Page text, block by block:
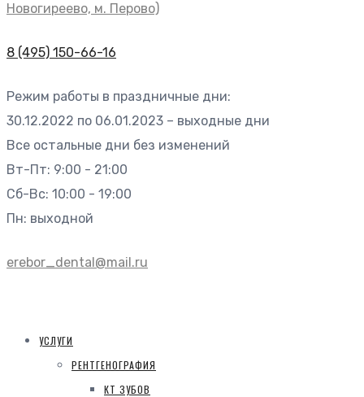
Новогиреево, м. Перово)
8 (495) 150-66-16
Режим работы в праздничные дни:
30.12.2022 по 06.01.2023 – выходные дни
Все остальные дни без изменений
Вт-Пт: 9:00 - 21:00
Сб-Вс: 10:00 - 19:00
Пн: выходной
erebor_dental@mail.ru
УСЛУГИ
РЕНТГЕНОГРАФИЯ
КТ ЗУБОВ